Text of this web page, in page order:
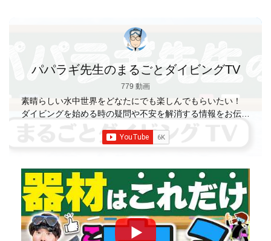
パパラギ先生のまるごとダイビングTV
779 動画
素晴らしい水中世界をどなたにでも楽しんでもらいたい！
ダイビングを始める時の疑問や不安を解消する情報をお伝え
業の国内最大規模のスキューバダイビングスクール。 PADI
の初心者ダイビングライセンス認定実績。 常駐のプロイン
ストラクターは40名ほど。 【初心者からプロレベルま
で！】 年間ファンダイブ開催数は1,000本を超え、初心者の
方でも安心して潜れるような初心者向けツアーを毎週開催
中！ 2021年マリンダイビング大賞
「講習が上手なダ